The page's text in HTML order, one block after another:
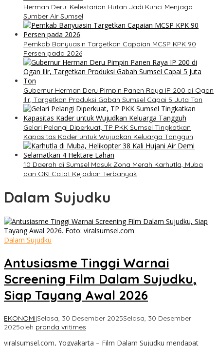
Herman Deru: Kelestarian Hutan Jadi Kunci Menjaga
Sumber Air Sumsel
Pemkab Banyuasin Targetkan Capaian MCSP KPK 90
Persen pada 2026
Gubernur Herman Deru Pimpin Panen Raya IP 200 di Ogan
Ilir, Targetkan Produksi Gabah Sumsel Capai 5 Juta Ton
Gelari Pelangi Diperkuat, TP PKK Sumsel Tingkatkan
Kapasitas Kader untuk Wujudkan Keluarga Tangguh
10 Daerah di Sumsel Masuk Zona Merah Karhutla, Muba
dan OKI Catat Kejadian Terbanyak
Dalam Sujudku
Dalam Sujudku
Antusiasme Tinggi Warnai
Screening Film Dalam Sujudku,
Siap Tayang Awal 2026
EKONOMI|Selasa, 30 Desember 2025Selasa, 30 Desember
2025oleh pronda vritimes
viralsumsel.com, Yogyakarta – Film Dalam Sujudku mendapat